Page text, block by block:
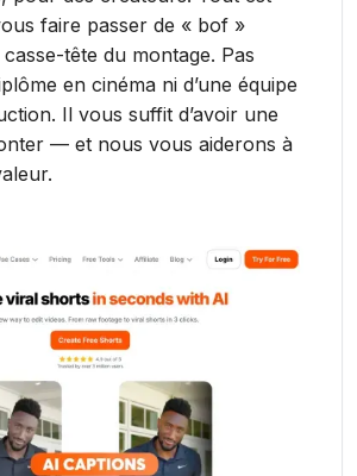
faire passer de « bof »
tête du montage. Pas
en cinéma ni d’une équipe
Il vous suffit d’avoir une
— et nous vous aiderons à